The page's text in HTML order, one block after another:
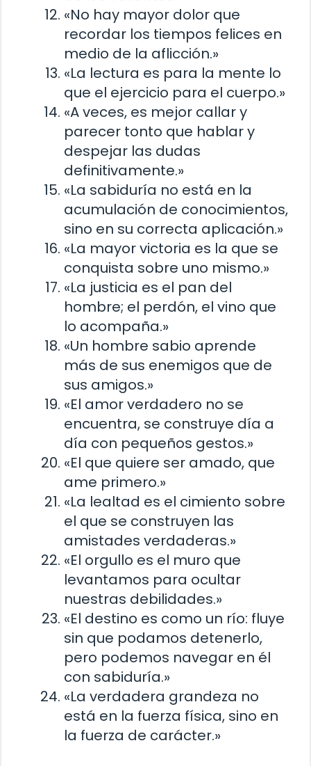
«No hay mayor dolor que
recordar los tiempos felices en
medio de la aflicción.»
«La lectura es para la mente lo
que el ejercicio para el cuerpo.»
«A veces, es mejor callar y
parecer tonto que hablar y
despejar las dudas
definitivamente.»
«La sabiduría no está en la
acumulación de conocimientos,
sino en su correcta aplicación.»
«La mayor victoria es la que se
conquista sobre uno mismo.»
«La justicia es el pan del
hombre; el perdón, el vino que
lo acompaña.»
«Un hombre sabio aprende
más de sus enemigos que de
sus amigos.»
«El amor verdadero no se
encuentra, se construye día a
día con pequeños gestos.»
«El que quiere ser amado, que
ame primero.»
«La lealtad es el cimiento sobre
el que se construyen las
amistades verdaderas.»
«El orgullo es el muro que
levantamos para ocultar
nuestras debilidades.»
«El destino es como un río: fluye
sin que podamos detenerlo,
pero podemos navegar en él
con sabiduría.»
«La verdadera grandeza no
está en la fuerza física, sino en
la fuerza de carácter.»